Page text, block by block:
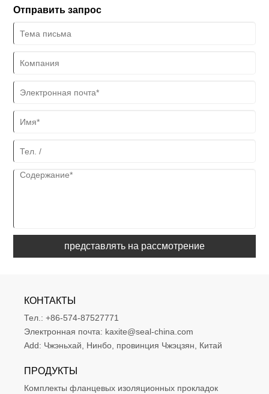
Отправить запрос
представлять на рассмотрение
КОНТАКТЫ
Тел.: +86-574-87527771
Электронная почта: kaxite@seal-china.com
Add: Чжэньхай, Нинбо, провинция Чжэцзян, Китай
ПРОДУКТЫ
Комплекты фланцевых изоляционных прокладок